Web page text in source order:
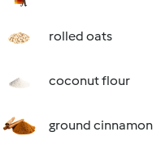
rolled oats
coconut flour
ground cinnamon